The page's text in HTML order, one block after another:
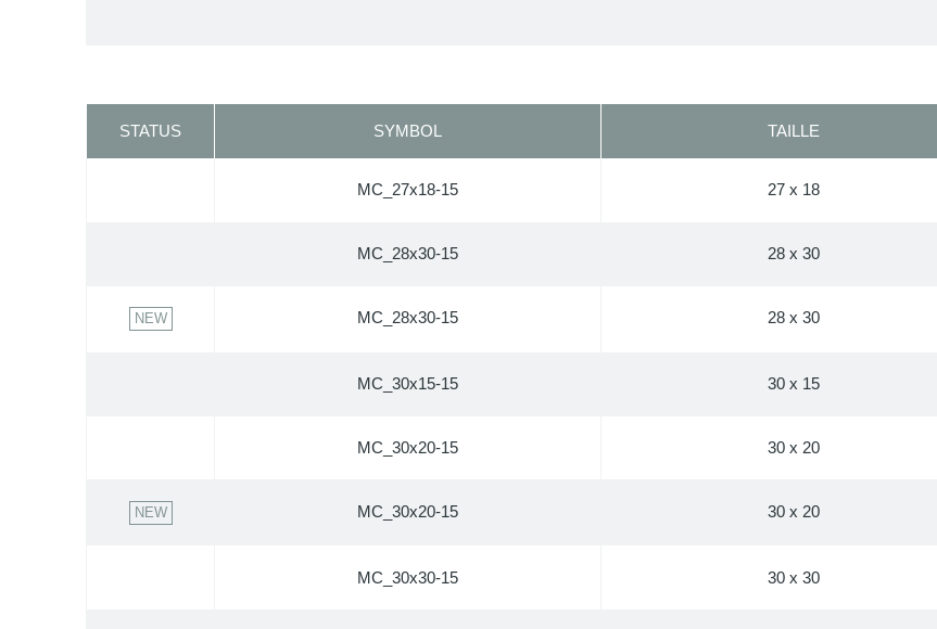
STATUS SYMBOL TAILLE
MC_27x18-15 27 x 18
MC_28x30-15 28 x 30
NEW MC_28x30-15 28 x 30
MC_30x15-15 30 x 15
MC_30x20-15 30 x 20
NEW MC_30x20-15 30 x 20
MC_30x30-15 30 x 30